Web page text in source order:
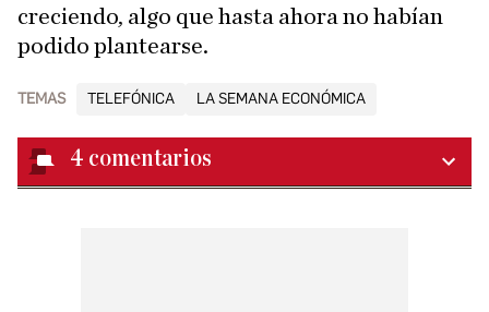
creciendo, algo que hasta ahora no habían
podido plantearse.
TEMAS TELEFÓNICA LA SEMANA ECONÓMICA
4 comentarios